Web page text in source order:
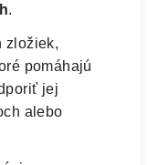
.
zložiek,
pomáhajú
jej
alebo